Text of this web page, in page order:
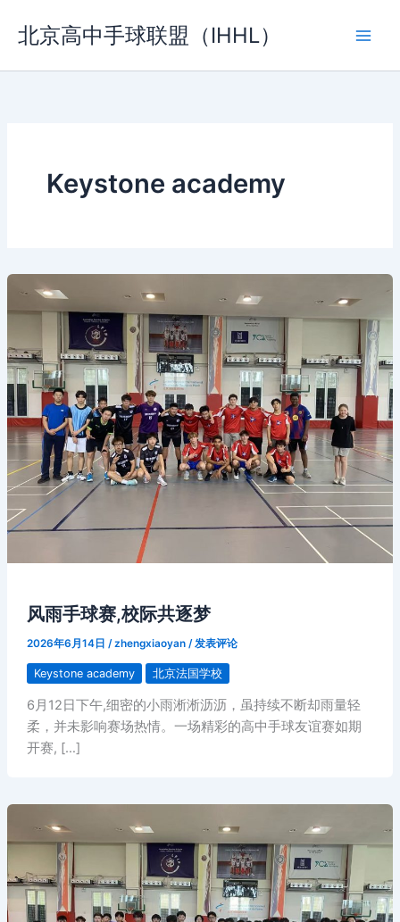
容
北京高中手球联盟（IHHL）
Keystone academy
风雨手球赛,校际共逐梦
2026年6月14日 /zhengxiaoyan /发表评论
Keystone academy 北京法国学校
6月12日下午,细密的小雨淅淅沥沥，虽持续不断却雨量轻
柔，并未影响赛场热情。一场精彩的高中手球友谊赛如期
开赛, […]